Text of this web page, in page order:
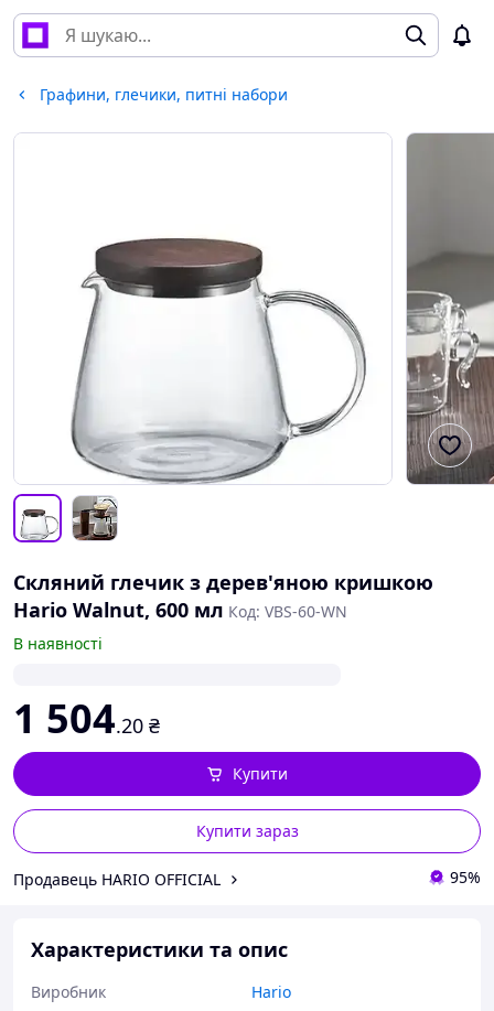
Графини, глечики, питні набори
Скляний глечик з дерев'яною кришкою
Hario Walnut, 600 мл Код: VBS-60-WN
В наявності
1 504.20 ₴
Купити зараз
Купити
Продавець HARIO OFFICIAL 95%
Характеристики та опис
Виробник
Hario